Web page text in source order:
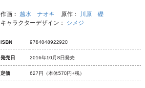
作画： 越水 ナオキ 原作：
川原 礫
キャラクターデザイン： シメジ
ISBN 9784048922920
発売日 2016年10月8日発売
定価 627円 （本体570円+税）